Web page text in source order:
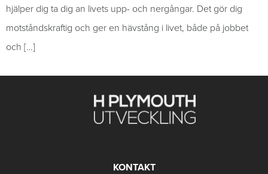
hjälper dig ta dig an livets upp- och nergångar. Det gör dig
motståndskraftig och ger en hävstång i livet, både på jobbet
och […]
KONTAKT